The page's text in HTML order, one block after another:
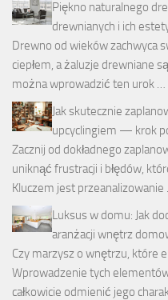
Piękno naturalnego
drewnianych i ich
Drewno od wieków zachwyca
ciepłem, a żaluzje drewniane
można wprowadzić ten urok …
Jak skutecznie
upcyclingiem — krok
Zacznij od dokładnego
uniknąć frustracji i błędów,
Kluczem jest przeanalizowanie
Luksus w domu: Jak
aranżacji wnętrz
Czy marzysz o wnętrzu, które
Wprowadzenie tych
całkowicie odmienić jego